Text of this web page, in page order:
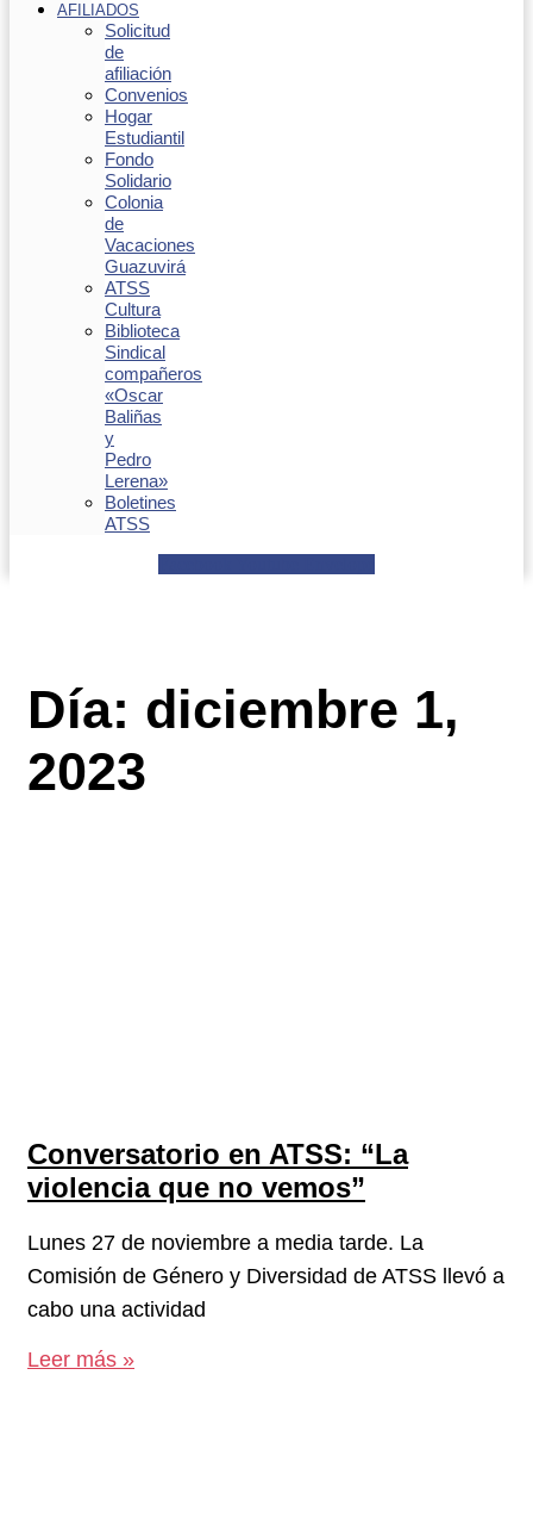
AFILIADOS
Solicitud
de
afiliación
Convenios
Hogar
Estudiantil
Fondo
Solidario
Colonia
de
Vacaciones
Guazuvirá
ATSS
Cultura
Biblioteca
Sindical
compañeros
«Oscar
Baliñas
y
Pedro
Lerena»
Boletines
ATSS
Día: diciembre 1,
2023
Conversatorio en ATSS: “La
violencia que no vemos”
Lunes 27 de noviembre a media tarde. La
Comisión de Género y Diversidad de ATSS llevó a
cabo una actividad
Leer más »